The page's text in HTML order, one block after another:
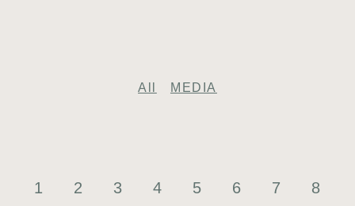
All MEDIA
1 2 3 4 5 6 7 8